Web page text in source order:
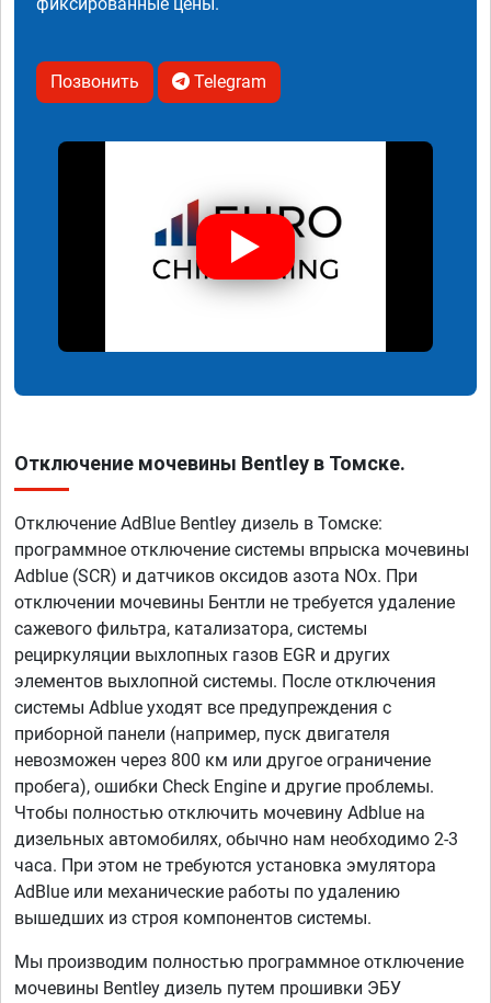
Позвонить Telegram
Отключение мочевины Bentley в Томске.
Отключение AdBlue Bentley дизель в Томске:
программное отключение системы впрыска мочевины
Adblue (SCR) и датчиков оксидов азота NOx. При
отключении мочевины Бентли не требуется удаление
сажевого фильтра, катализатора, системы
рециркуляции выхлопных газов EGR и других
элементов выхлопной системы. После отключения
системы Adblue уходят все предупреждения с
приборной панели (например, пуск двигателя
невозможен через 800 км или другое ограничение
пробега), ошибки Check Engine и другие проблемы.
Чтобы полностью отключить мочевину Adblue на
дизельных автомобилях, обычно нам необходимо 2-3
часа. При этом не требуются установка эмулятора
AdBlue или механические работы по удалению
вышедших из строя компонентов системы.
Мы производим полностью программное отключение
мочевины Bentley дизель путем прошивки ЭБУ